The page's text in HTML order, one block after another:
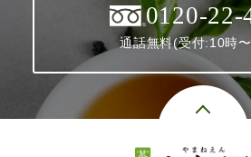
0120-22-
通話無料(受付:10時